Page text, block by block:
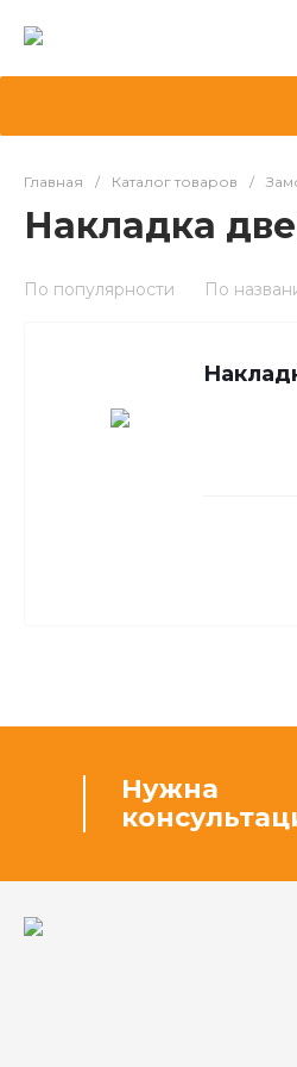
Главная / Каталог товаров /
Накладка
По популярности По
Нужна